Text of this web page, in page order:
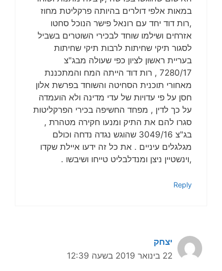
במאות אלפי דולרים בהיותה פרקליטת מחוז
,רות דוד יחד עם רונאל פישר הנוכל סחטו
אזרחים ושילמו שוחד לבכירי השוטרים בשביל
לסגור תיקי שחיתות לרבות תיקי שחיתות
בעריית ראשון לציון כפי שעולה מבג"צ
7280/17 , רות דוד הייתה המח והמתכננת
מאחורי תוכנית הסחיטה והשוחד בפרשת אלון
חסן על פי עדויות של עדי מדינה ולא הועמדה
על כך לדין , מפחד החשיפה בכירי הפרקליטות
סגרו להם את התיק ומנעו חקירה מטהרת ,
בג"צ 3049/16 שהוגש נגדה נדחה וכולם
מגלגלים עיניים . את כל זה ידעו איילת שקדו
,וינשטיין ניצן ומנדלבליט טייחו ושיבשו .
Reply
יצחק
22 בינואר 2019 בשעה 12:39